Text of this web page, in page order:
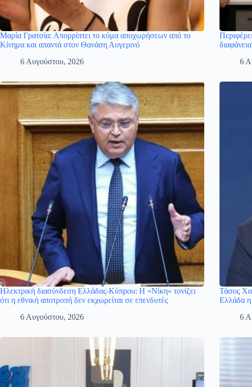
Μαρία Γρατσία: Απορρίπτει το κύμα αποχωρήσεων από το
Κίνημα και απαντά στον Θανάση Αυγερινό
6 Αυγούστου, 2026
6
Ηλεκτρική διασύνδεση Ελλάδας-Κύπρου: Η «Νίκη» τονίζει
ότι η εθνική αποτροπή δεν εκχωρείται σε επενδυτές
6 Αυγούστου, 2026
Τάσος
Ελλάδα η
6